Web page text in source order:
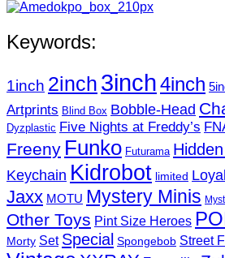
Keywords:
1inch 2inch 3inch4inch
Artprints Blind Box Bobble-Head
Dyzplastic Five Nights at Freddy’s
Freeny Funko Futurama
Keychain Kidrobot limited
Jaxx MOTU Mystery Minis
Other Toys Pint Size Heroes
Morty Set Special Spongebob Street